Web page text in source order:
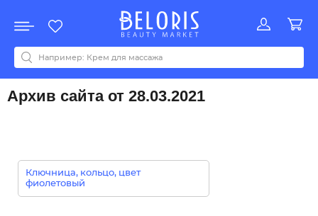
Акции
Все бренды
0-9ABCDEFGHIJKLMNOPQRSTUVWYZАБВДЗИМОКЛНПРСТУФ
Архив сайта от 28.03.2021
Ключница, кольцо, цвет
фиолетовый